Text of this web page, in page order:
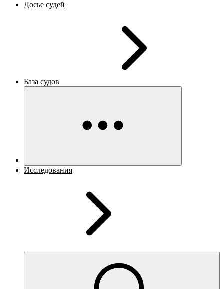
Досье судей
База судов
Исследования